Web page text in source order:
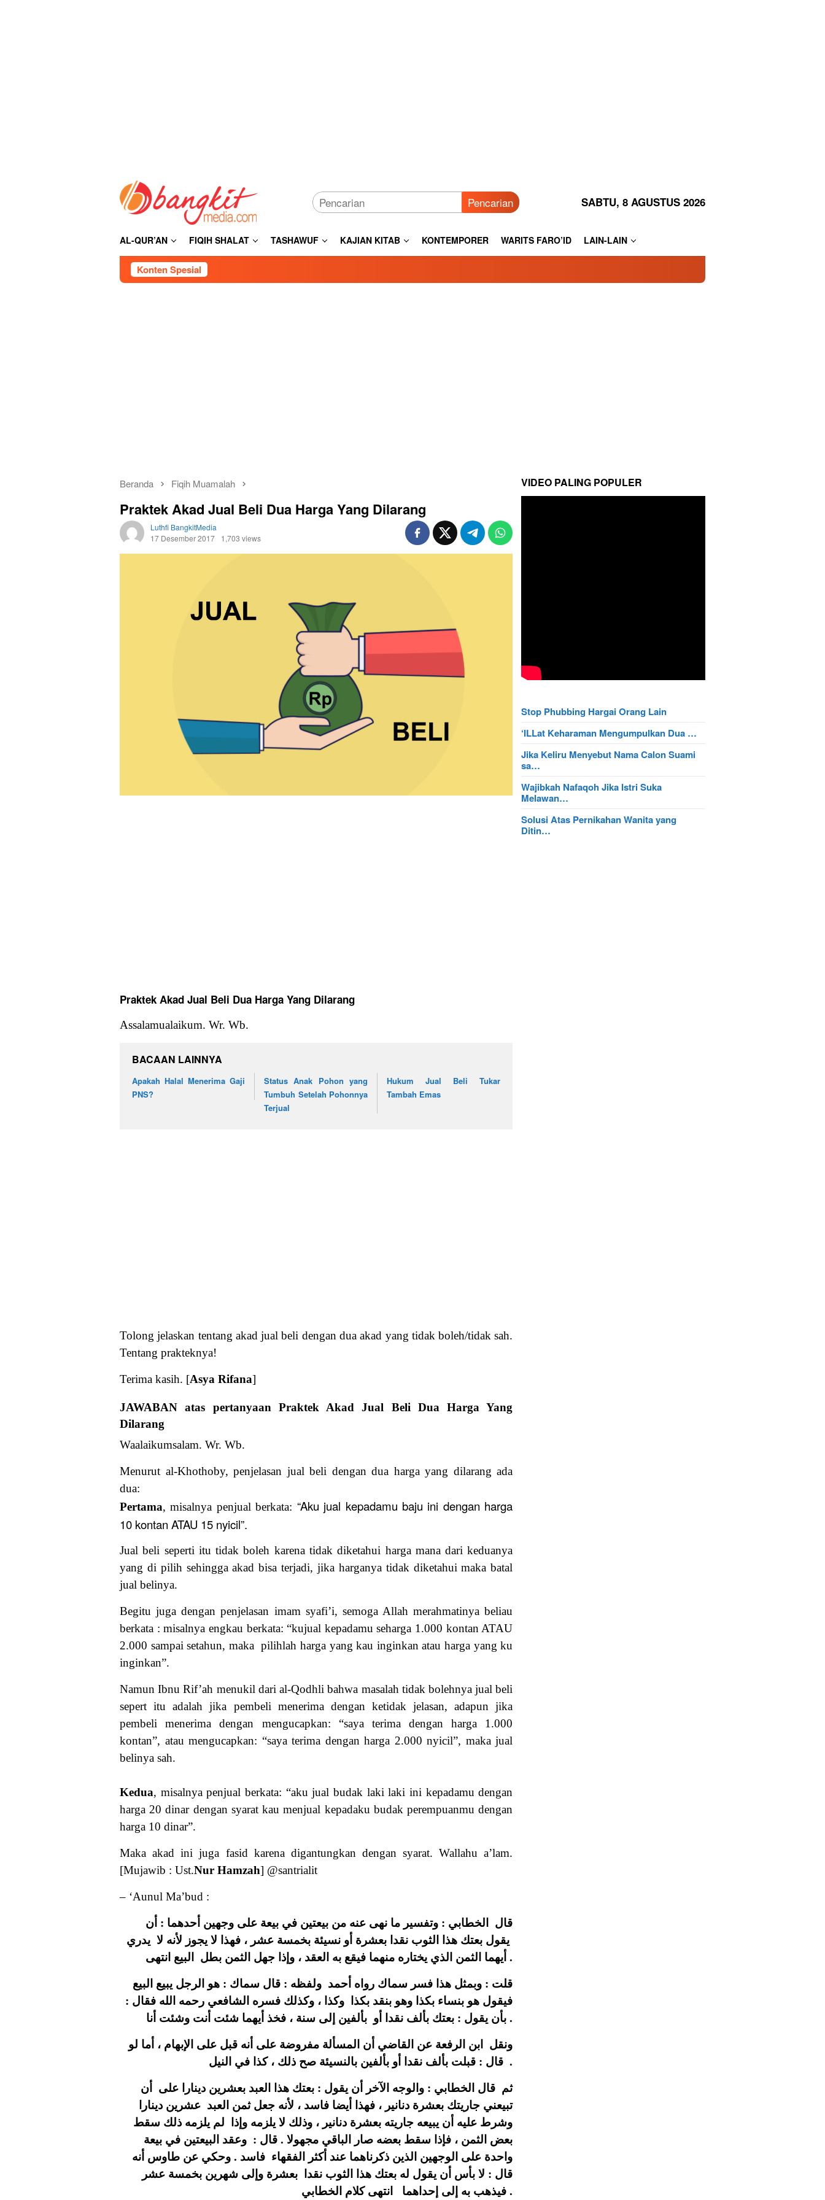
Pencarian SABTU, 8 AGUSTUS 2026
AL-QUR’AN FIQIH SHALAT TASHAWUF KAJIAN KITAB KONTEMPORER WARITS FARO’ID LAIN-LAIN
Konten Spesial
Beranda Fiqih Muamalah
Praktek Akad Jual Beli Dua Harga Yang Dilarang
Luthfi BangkitMedia
17 Desember 2017
1,703 views
Praktek Akad Jual Beli Dua Harga Yang Dilarang
Assalamualaikum. Wr. Wb.
BACAAN LAINNYA
Apakah Halal Menerima Gaji
PNS?
Status Anak Pohon yang
Tumbuh Setelah Pohonnya
Terjual
Hukum Jual Beli Tukar
Tambah Emas
Tolong jelaskan tentang akad jual beli dengan dua akad yang tidak boleh/tidak sah.
Tentang prakteknya!
Terima kasih. [Asya Rifana]
JAWABAN atas pertanyaan Praktek Akad Jual Beli Dua Harga Yang
Dilarang
Waalaikumsalam. Wr. Wb.
Menurut al-Khothoby, penjelasan jual beli dengan dua harga yang dilarang ada
dua:
Pertama, misalnya penjual berkata: “Aku jual kepadamu baju ini dengan harga
10 kontan ATAU 15 nyicil”.
Jual beli seperti itu tidak boleh karena tidak diketahui harga mana dari keduanya
yang di pilih sehingga akad bisa terjadi, jika harganya tidak diketahui maka batal
jual belinya.
Begitu juga dengan penjelasan imam syafi’i, semoga Allah merahmatinya beliau
berkata :misalnya engkau berkata: “kujual kepadamu seharga 1.000 kontan ATAU
2.000 sampai setahun, maka pilihlah harga yang kau inginkan atau harga yang ku
inginkan”.
Namun Ibnu Rif’ah menukil dari al-Qodhli bahwa masalah tidak bolehnya jual beli
sepert itu adalah jika pembeli menerima dengan ketidak jelasan, adapun jika
pembeli menerima dengan mengucapkan: “saya terima dengan harga 1.000
kontan”, atau mengucapkan: “saya terima dengan harga 2.000 nyicil”, maka jual
belinya sah.
Kedua, misalnya penjual berkata: “aku jual budak laki laki ini kepadamu dengan
harga 20 dinar dengan syarat kau menjual kepadaku budak perempuanmu dengan
harga 10 dinar”.
Maka akad ini juga fasid karena digantungkan dengan syarat. Wallahu a’lam.
[Mujawib : Ust.Nur Hamzah] @santrialit
– ‘Aunul Ma’bud :
قال الخطابي : وتفسير ما نهى عنه من بيعتين في بيعة على وجهين أحدهما : أن
يقول بعتك هذا الثوب نقدا بعشرة أو نسيئة بخمسة عشر ، فهذا لا يجوز لأنه لا يدري
أيهما الثمن الذي يختاره منهما فيقع به العقد ، وإذا جهل الثمن بطل البيع انتهى .
قلت : وبمثل هذا فسر سماك رواه أحمد ولفظه : قال سماك : هو الرجل يبيع البيع
فيقول هو بنساء بكذا وهو بنقد بكذا وكذا ، وكذلك فسره الشافعي رحمه الله فقال :
بأن يقول : بعتك بألف نقدا أو بألفين إلى سنة ، فخذ أيهما شئت أنت وشئت أنا .
ونقل ابن الرفعة عن القاضي أن المسألة مفروضة على أنه قبل على الإبهام ، أما لو
قال : قبلت بألف نقدا أو بألفين بالنسيئة صح ذلك ، كذا في النيل .
ثم قال الخطابي : والوجه الآخر أن يقول : بعتك هذا العبد بعشرين دينارا على أن
تبيعني جاريتك بعشرة دنانير ، فهذا أيضا فاسد ، لأنه جعل ثمن العبد عشرين دينارا
وشرط عليه أن يبيعه جاريته بعشرة دنانير ، وذلك لا يلزمه وإذا لم يلزمه ذلك سقط
بعض الثمن ، فإذا سقط بعضه صار الباقي مجهولا . قال : وعقد البيعتين في بيعة
واحدة على الوجهين الذين ذكرناهما عند أكثر الفقهاء فاسد . وحكي عن طاوس أنه
قال : لا بأس أن يقول له بعتك هذا الثوب نقدا بعشرة وإلى شهرين بخمسة عشر
فيذهب به إلى إحداهما انتهى كلام الخطابي .
VIDEO PALING POPULER
Stop Phubbing Hargai Orang Lain
‘ILLat Keharaman Mengumpulkan Dua …
Jika Keliru Menyebut Nama Calon Suami
sa…
Wajibkah Nafaqoh Jika Istri Suka
Melawan…
Solusi Atas Pernikahan Wanita yang
Ditin…